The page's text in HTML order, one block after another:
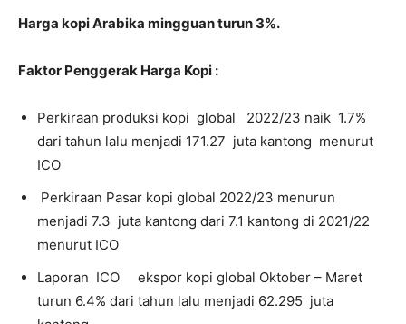
Harga kopi Arabika mingguan turun 3%.
Faktor Penggerak Harga Kopi :
Perkiraan produksi kopi global 2022/23 naik 1.7%
dari tahun lalu menjadi 171.27 juta kantong menurut
ICO
Perkiraan Pasar kopi global 2022/23 menurun
menjadi 7.3 juta kantong dari 7.1 kantong di 2021/22
menurut ICO
Laporan ICO ekspor kopi global Oktober – Maret
turun 6.4% dari tahun lalu menjadi 62.295 juta